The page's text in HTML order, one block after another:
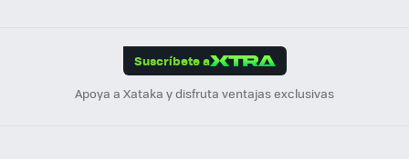
Suscríbete a
Apoya a Xataka y disfruta ventajas exclusivas